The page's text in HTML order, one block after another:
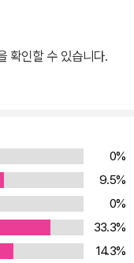
’는 인종별로 거주지를
로 당시의 사회 모순을
탄이 된 이 작품은 세
내려갈 수 없이 가난
새겨놓지도, 불쑥불쑥
인한 제도, 그리고 그로
년에게 깊이 공감하게
옵저버』 2
고향에 대한 향수가 목
확인할 수 있습니다.
0%
9.5%
0%
33.3%
14.3%